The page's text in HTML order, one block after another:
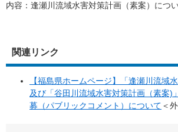
内容：逢瀬川流域水害対策計画（素案）につ
関連リンク
【福島県ホームページ】「逢瀬川流域
及び「谷田川流域水害対策計画（素案)
募（パブリックコメント）について ＜